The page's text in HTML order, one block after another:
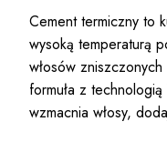
Cement termiczny to
wysoką temperaturą
włosów
formuła z
wzmacnia włosy,